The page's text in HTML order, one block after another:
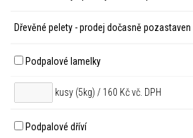
Dřevěné pelety - prodej dočasně pozastaven
Podpalové lamelky
kusy (5kg) / 160 Kč vč. DPH
Podpalové dříví